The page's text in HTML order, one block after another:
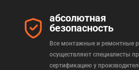
абсолютная
безопасность
Все монтажные и ремонтные
осуществляют специалисты
сертификацию у